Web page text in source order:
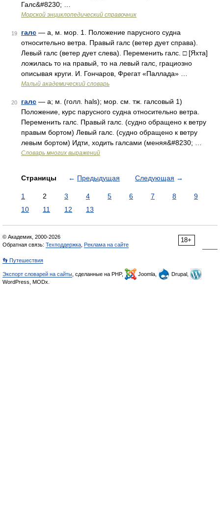
Галс&#8230; …
Морской энциклопедический справочник
19 галс — а, м. мор. 1. Положение парусного судна
относительно ветра. Правый галс (ветер дует справа).
Левый галс (ветер дует слева). Переменить галс. □ [Яхта]
ложилась то на правый, то на левый галс, грациозно
описывая круги. И. Гончаров, Фрегат «Паллада» …
Малый академический словарь
20 галс — а; м. (голл. hals); мор. см. тж. галсовый 1)
Положение, курс парусного судна относительно ветра.
Переменить галс. Правый галс. (судно обращено к ветру
правым бортом) Левый галс. (судно обращено к ветру
левым бортом) Идти, ходить галсами (меняя&#8230; …
Словарь многих выражений
Страницы ← Предыдущая Следующая →
1 2 3 4 5 6 7 8
9
10
11 12 13
18+
© Академик, 2000-2026
Обратная связь: Техподдержка Реклама на сайте
👣 Путешествия
Экспорт словарей на сайты , сделанные на PHP, Joomla,
Drupal,
WordPress, MODx.